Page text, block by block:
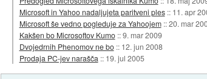
Microsoft in Yahoo nadaljujeta paritveni ples :: 11. apr
Microsoft še vedno pogleduje za Yahoojem ::20. mar
Kakšen bo Microsoftov Kumo ::9. mar 2009
Dvojedrnih Phenomov ne bo :: 12. jun 2008
Prodaja PC-jev narašča :: 19. jul 2005